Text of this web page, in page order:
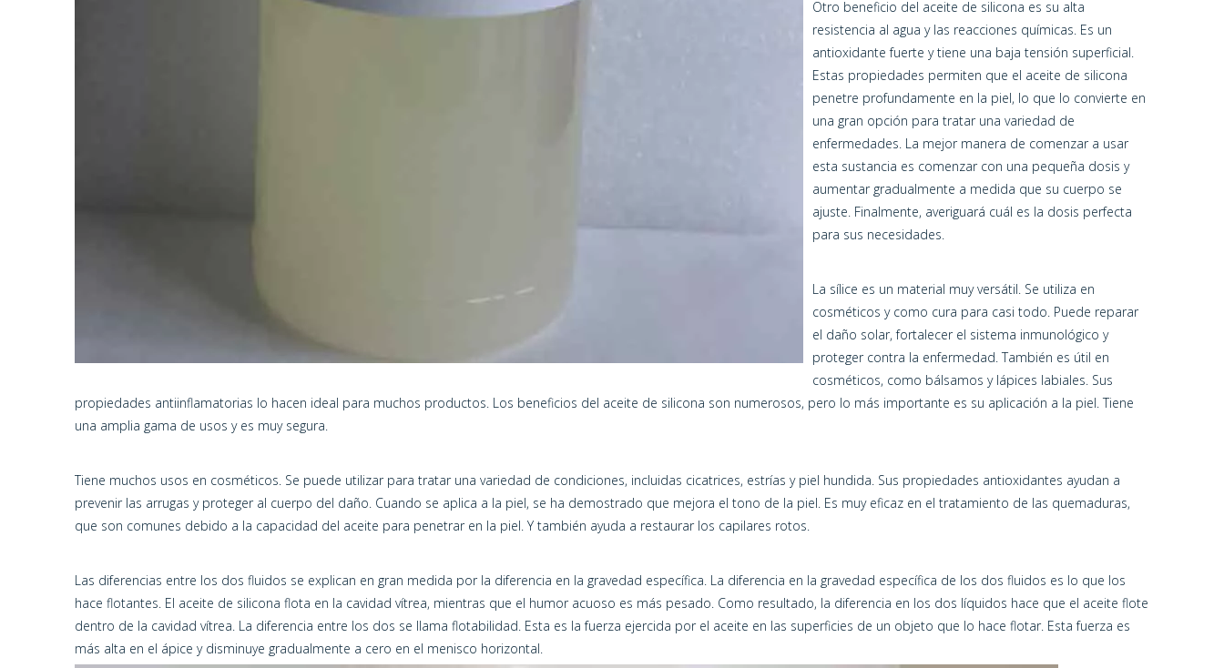
Otro beneficio del aceite de silicona es su alta
resistencia al agua y las reacciones químicas. Es un
antioxidante fuerte y tiene una baja tensión superficial.
Estas propiedades permiten que el aceite de silicona
penetre profundamente en la piel, lo que lo convierte en
una gran opción para tratar una variedad de
enfermedades. La mejor manera de comenzar a usar
esta sustancia es comenzar con una pequeña dosis y
aumentar gradualmente a medida que su cuerpo se
ajuste. Finalmente, averiguará cuál es la dosis perfecta
para sus necesidades.
La sílice es un material muy versátil. Se utiliza en
cosméticos y como cura para casi todo. Puede reparar
el daño solar, fortalecer el sistema inmunológico y
proteger contra la enfermedad. También es útil en
cosméticos, como bálsamos y lápices labiales. Sus
propiedades antiinflamatorias lo hacen ideal para muchos productos. Los beneficios del aceite de silicona son numerosos, pero lo más importante es su aplicación a la piel. Tiene
una amplia gama de usos y es muy segura.
Tiene muchos usos en cosméticos. Se puede utilizar para tratar una variedad de condiciones, incluidas cicatrices, estrías y piel hundida. Sus propiedades antioxidantes ayudan a
prevenir las arrugas y proteger al cuerpo del daño. Cuando se aplica a la piel, se ha demostrado que mejora el tono de la piel. Es muy eficaz en el tratamiento de las quemaduras,
que son comunes debido a la capacidad del aceite para penetrar en la piel. Y también ayuda a restaurar los capilares rotos.
Las diferencias entre los dos fluidos se explican en gran medida por la diferencia en la gravedad específica. La diferencia en la gravedad específica de los dos fluidos es lo que los
hace flotantes. El aceite de silicona flota en la cavidad vítrea, mientras que el humor acuoso es más pesado. Como resultado, la diferencia en los dos líquidos hace que el aceite flote
dentro de la cavidad vítrea. La diferencia entre los dos se llama flotabilidad. Esta es la fuerza ejercida por el aceite en las superficies de un objeto que lo hace flotar. Esta fuerza es
más alta en el ápice y disminuye gradualmente a cero en el menisco horizontal.